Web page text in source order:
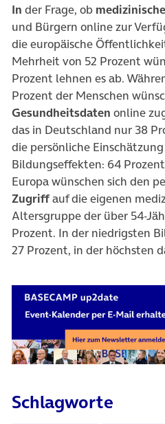
In der Frage, ob
und Bürgern online zur
die europäische
Mehrheit von 52 Prozent
Prozent lehnen es ab.
Prozent der Menschen
Gesundheitsdaten online
das in Deutschland nur 38
die persönliche
Bildungseffekten: 64
Europa wünschen sich den
Zugriffauf die eigenen
Altersgruppe der über 54-
Prozent. In der niedrigsten
27 Prozent, in der höchsten
Schlagworte